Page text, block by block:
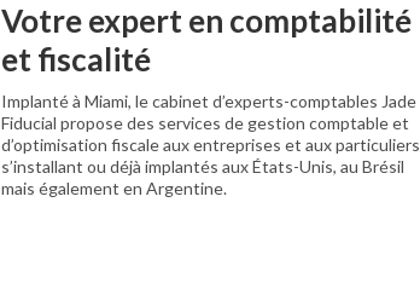
Votre expert en comptabilité
et fiscalité
Implanté à Miami, le cabinet d’experts-comptables Jade
Fiducial propose des services de gestion comptable et
d’optimisation fiscale aux entreprises et aux particuliers
s’installant ou déjà implantés aux États-Unis, au Brésil
mais également en Argentine.